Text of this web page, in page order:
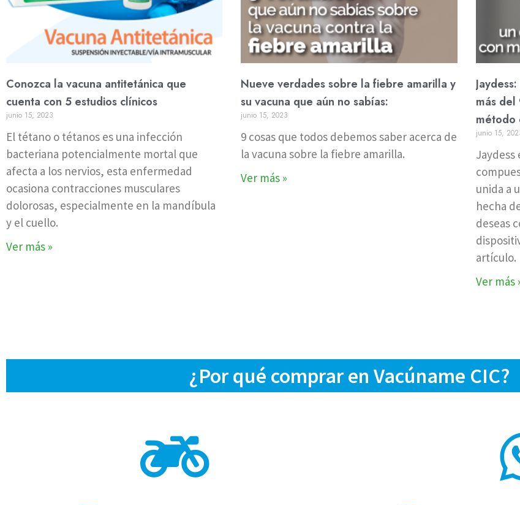
Conozca la vacuna antitetánica que
cuenta con 5 estudios clínicos
junio 15, 2023
El tétano o tétanos es una infección
bacteriana potencialmente mortal que
afecta a los nervios, esta enfermedad
ocasiona contracciones musculares
dolorosas, especialmente en la mandíbula
y el cuello.
Ver más »
Nueve verdades sobre la fiebre amarilla y
su vacuna que aún no sabías:
junio 15, 2023
9 cosas que todos debemos saber acerca de
la vacuna sobre la fiebre amarilla.
Ver más »
más
método
junio 15,
unida a
hecha
deseas
artículo.
Ver más
¿Por qué comprar en Vacúname CIC?